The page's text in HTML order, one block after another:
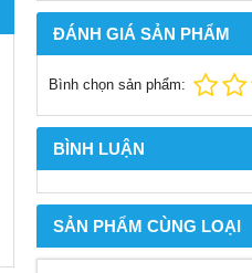
ĐÁNH GIÁ SẢN PHẨM
Bình chọn sản phẩm:
BÌNH LUẬN
SẢN PHẨM CÙNG LOẠI